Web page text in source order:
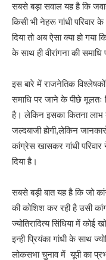
सबसे बड़ा सवाल यह है कि
किसी भी नेहरू गांधी परिवार
दिया तो अब ऐसा क्या हो गया
के साथ ही वीरांगना की
इस बारे में राजनेतिक विश्लेषकों
समाधि पर जाने के पीछे मूलतः
है। लेकिन इसका कितना लाभ
जल्दबाजी होगी,लेकिन
कांग्रेस खासकर गांधी
दिया है।
सबसे बड़ी बात यह है कि जो
की कोशिश कर रही है उसी
ज्योतिरादित्य सिंधिया में
इन्ही प्रियंका गांधी के साथ
लोकसभा चुनाव में यूपी का